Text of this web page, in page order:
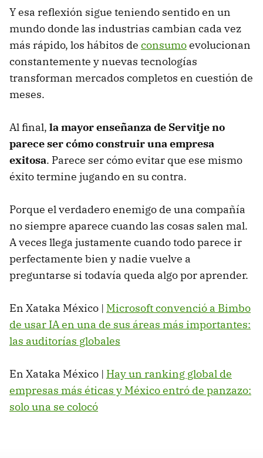
Y esa reflexión sigue teniendo sentido en un
mundo donde las industrias cambian cada vez
más rápido, los hábitos de consumoevolucionan
constantemente y nuevas tecnologías
transforman mercados completos en cuestión de
meses.
Al final, la mayor enseñanza de Servitje no
parece ser cómo construir una empresa
exitosa. Parece ser cómo evitar que ese mismo
éxito termine jugando en su contra.
Porque el verdadero enemigo de una compañía
no siempre aparece cuando las cosas salen mal.
A veces llega justamente cuando todo parece ir
perfectamente bien y nadie vuelve a
preguntarse si todavía queda algo por aprender.
En Xataka México | Microsoft convenció a Bimbo
de usar IA en una de sus áreas más importantes:
las auditorías globales
En Xataka México | Hay un ranking global de
empresas más éticas y México entró de panzazo:
solo una se colocó